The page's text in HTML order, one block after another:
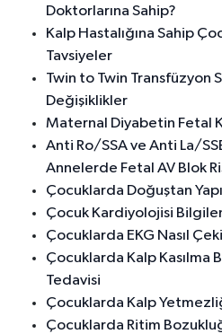
Doktorlarına Sahip?
Kalp Hastalığına Sahip
Tavsiyeler
Twin to Twin Transfüzyon
Değişiklikler
Maternal Diyabetin Fetal
Anti Ro/SSA ve Anti La/
Annelerde Fetal AV Blok
Çocuklarda Doğuştan
Çocuk Kardiyolojisi
Çocuklarda EKG Nasıl
Çocuklarda Kalp Kasılma
Tedavisi
Çocuklarda Kalp
Çocuklarda Ritim